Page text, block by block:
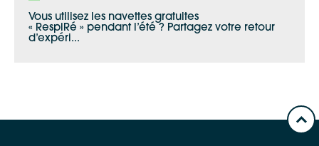
Vous utilisez les navettes gratuites
« RespiRé » pendant l’été ? Partagez votre retour
d’expéri...